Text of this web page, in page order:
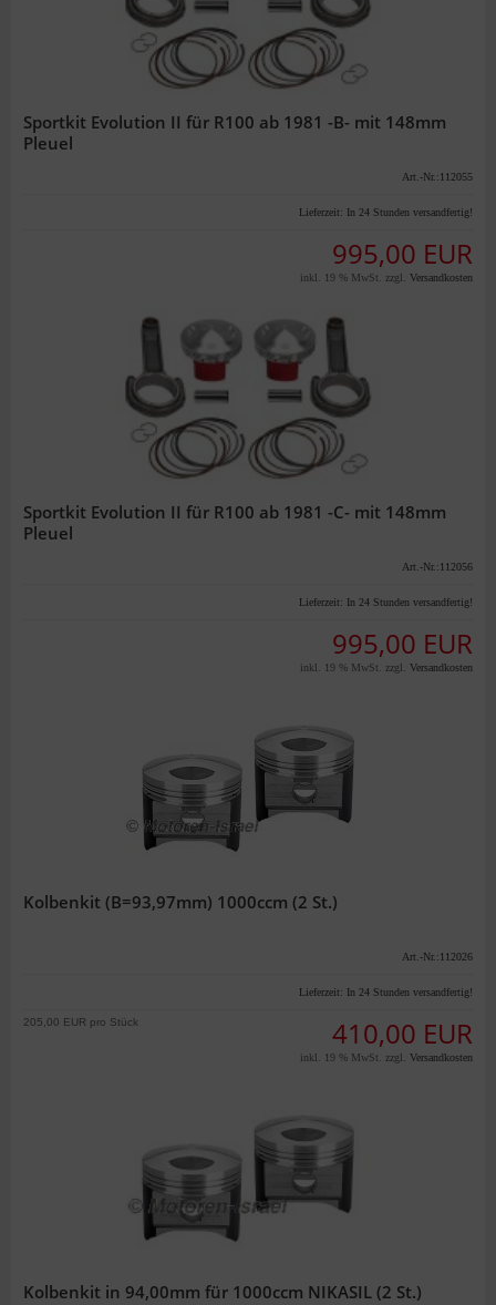
Sportkit Evolution II für R100 ab 1981 -B- mit 148mm
Pleuel
Art.-Nr.:112055
Lieferzeit: In 24 Stunden versandfertig!
995,00 EUR
inkl. 19 % MwSt. zzgl. Versandkosten
Sportkit Evolution II für R100 ab 1981 -C- mit 148mm
Pleuel
Art.-Nr.:112056
Lieferzeit: In 24 Stunden versandfertig!
995,00 EUR
inkl. 19 % MwSt. zzgl. Versandkosten
Kolbenkit (B=93,97mm) 1000ccm (2 St.)
Art.-Nr.:112026
Lieferzeit: In 24 Stunden versandfertig!
410,00 EUR
205,00 EUR pro Stück
inkl. 19 % MwSt. zzgl. Versandkosten
Kolbenkit in 94,00mm für 1000ccm NIKASIL (2 St.)